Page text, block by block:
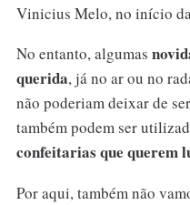
Vinicius Melo, no início
No entanto, algumas
querida, já no ar ou no
não poderiam deixar de
também podem ser
confeitarias que querem
Por aqui, também não